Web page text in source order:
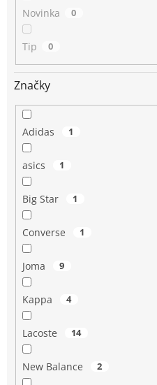
Novinka 0
Tip 0
Značky
Adidas 1
asics 1
Big Star 1
Converse 1
Joma 9
Kappa 4
Lacoste 14
New Balance 2